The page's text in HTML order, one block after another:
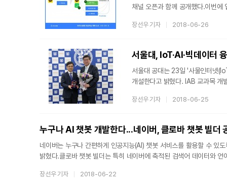
채널 오픈과 함께 공개했다.이번에
고객의 불편을 크게 줄였고, 챗봇
내에서 서비스를 이용할 수 있는
장선우 기자 2018-06-26
서울대, IoT·AI·빅데이터
서울대 공대는 23일 '사물인터넷
개설한다고 밝혔다. IAB 교과목 개
우리나라의 모든 분야에 정착시키
수강할 수 있도록 하겠다"고 강조
장선우 기자 2018-06-25
누구나 AI 챗봇 개발한다...네이버, 클로바 챗봇 빌더
네이버는 누구나 간편하게 인공지능(AI) 챗봇 서비스를 활용할 수
밝혔다.클로바 챗봇 빌더는 특히 네이버에 축적된 검색어 데이터와
50~100개의 문장 학습이 필요했던 것에 반해, 클로바 챗봇 빌더의
장선우 기자 2018-06-22